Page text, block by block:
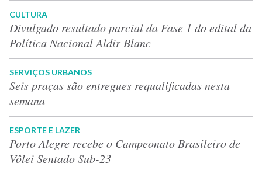
CULTURA
Divulgado resultado parcial da Fase 1 do edital da
Política Nacional Aldir Blanc
SERVIÇOS URBANOS
Seis praças são entregues requalificadas nesta
semana
ESPORTE E LAZER
Porto Alegre recebe o Campeonato Brasileiro de
Vôlei Sentado Sub-23